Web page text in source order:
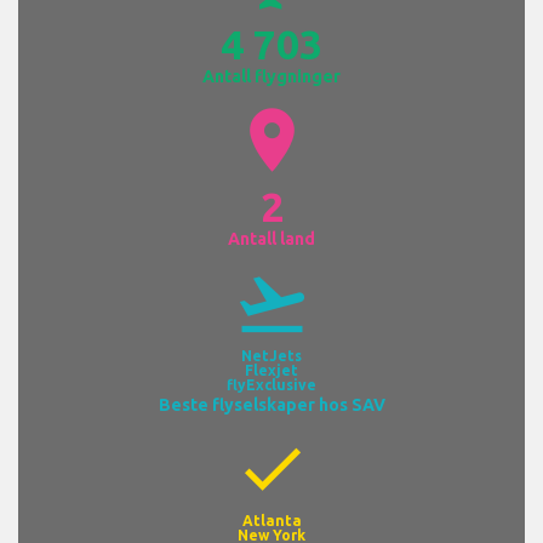
4 703
Antall flygninger
location_on
2
Antall land
flight_takeoff
NetJets
Flexjet
flyExclusive
Beste flyselskaper hos SAV
check
Atlanta
New York